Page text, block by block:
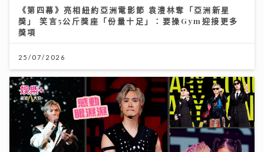
《第四幕》亮相紐約亞洲電影節 袁澧林奪「亞洲新星
獎」 笑言5公斤獎座「份量十足」：要操Gym迎接更多
獎項
25/07/2026